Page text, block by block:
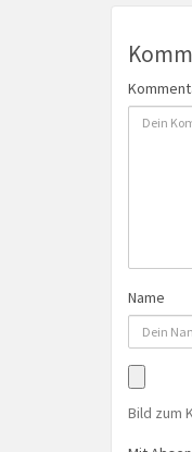
Name
Bild zum